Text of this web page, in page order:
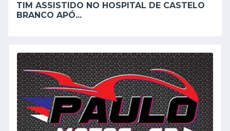
TIM ASSISTIDO NO HOSPITAL DE CASTELO
BRANCO APÓ...